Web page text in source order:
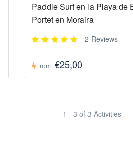
Paddle Surf en la Playa de
Portet en Moraira
2 Reviews
from €25,00
1 - 3 of 3 Activities